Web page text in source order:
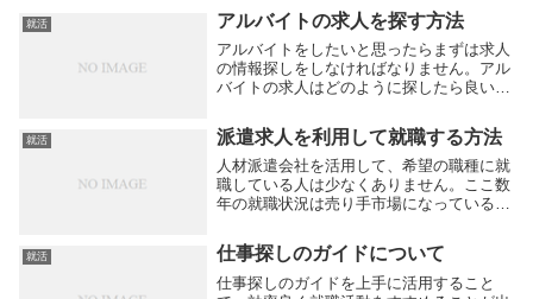
肢を広げることができます。難関資格の中
には、専門学校に通ったり、長い時間を勉
強に費やした...
就活 アルバイトの求人を探す方法
アルバイトをしたいと思ったらまずは求人
の情報探しをしなければなりません。アル
バイトの求人はどのように探したら良いの
と、いい加減な決め方をすると、後々困っ
たことになります。アルバイトの求人を探
す前に、自分...
就活 派遣求人を利用して就職する方法
人材派遣会社を活用して、希望の職種に就
職している人は少なくありません。ここ数
年の就職状況は売り手市場になっているも
という訳ではありません。転職先を探して
も、希望に沿ったものが見つからないとい
う人は多く、...
就活 仕事探しのガイドについて
仕事探しのガイドを上手に活用すること